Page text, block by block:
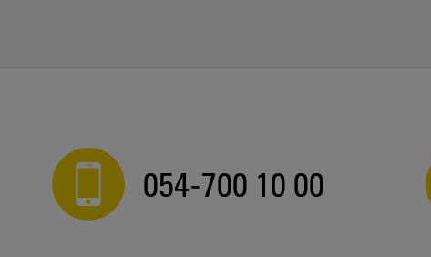
054-700 10 00